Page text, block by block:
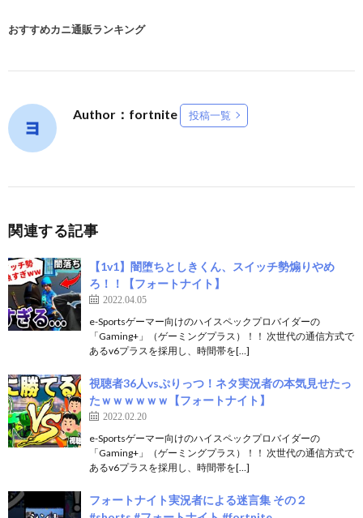
おすすめカニ通販ランキング
Author：fortnite 投稿一覧
関連する記事
【1v1】闇堕ちとしきくん、スイッチ勢煽りやめ
ろ！！【フォートナイト】
2022.04.05
e-Sportsゲーマー向けのハイスペックプロバイダーの
「Gaming+」（ゲーミングプラス）！！ 次世代の通信方式で
あるv6プラスを採用し、時間帯を[…]
視聴者36人vsぷりっつ！ネタ実況者の本気見せたっ
たｗｗｗｗｗｗ【フォートナイト】
2022.02.20
e-Sportsゲーマー向けのハイスペックプロバイダーの
「Gaming+」（ゲーミングプラス）！！ 次世代の通信方式で
あるv6プラスを採用し、時間帯を[…]
フォートナイト実況者による迷言集 その２